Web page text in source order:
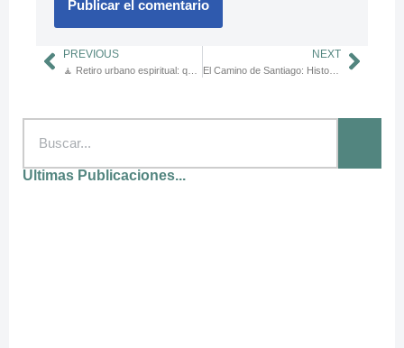
PREVIOUS NEXT
El Camino de Santiago: Historia y Espiritualidad
Ultimas Publicaciones...